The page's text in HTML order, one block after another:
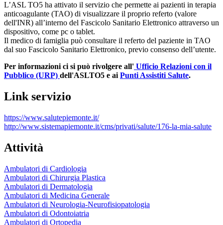
L’ASL TO5 ha attivato il servizio che permette ai pazienti in terapia
anticoagulante (TAO) di visualizzare il proprio referto (valore
dell'INR) all’interno del Fascicolo Sanitario Elettronico attraverso un
dispositivo, come pc o tablet.
Il medico di famiglia può consultare il referto del paziente in TAO
dal suo Fascicolo Sanitario Elettronico, previo consenso dell’utente.
Per informazioni ci si può rivolgere all' Ufficio Relazioni con il
Pubblico (URP) dell'ASLTO5 e aiPunti Assistiti Salute.
Link servizio
https://www.salutepiemonte.it/
http://www.sistemapiemonte.it/cms/privati/salute/176-la-mia-salute
Attività
Ambulatori di Cardiologia
Ambulatori di Chirurgia Plastica
Ambulatori di Dermatologia
Ambulatori di Medicina Generale
Ambulatori di Neurologia-Neurofisiopatologia
Ambulatori di Odontoiatria
Ambulatori di Ortopedia